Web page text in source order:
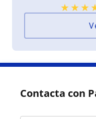
★★★
Contacta con